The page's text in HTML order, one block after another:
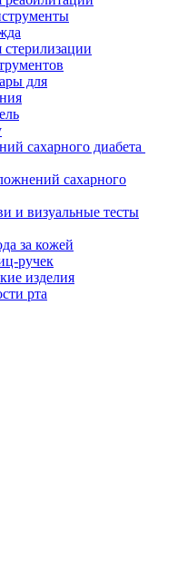
для
сахарного диабета
сахарного
и визуальные тесты
за кожей
ручек
изделия
рта